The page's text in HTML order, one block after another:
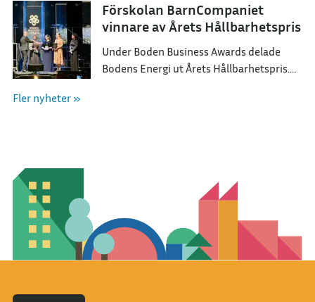
dem i deras vardag.
Förskolan BarnCompaniet
vinnare av Årets Hållbarhetspris
Under Boden Business Awards delade
Bodens Energi ut Årets Hållbarhetspris.
Fler nyheter »